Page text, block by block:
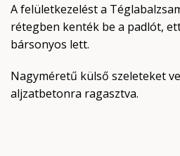
A felületkezelést a
rétegben kenték be a padlót,
bársonyos lett.
Nagyméretű külső szeleteket
aljzatbetonra ragasztva.